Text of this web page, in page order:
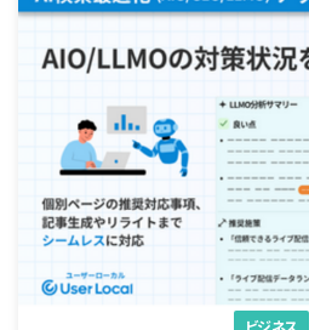
ビジネス